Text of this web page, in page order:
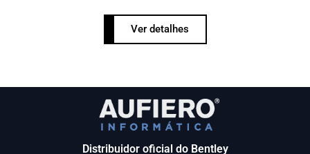
Ver detalhes
Distribuidor oficial do Bentley